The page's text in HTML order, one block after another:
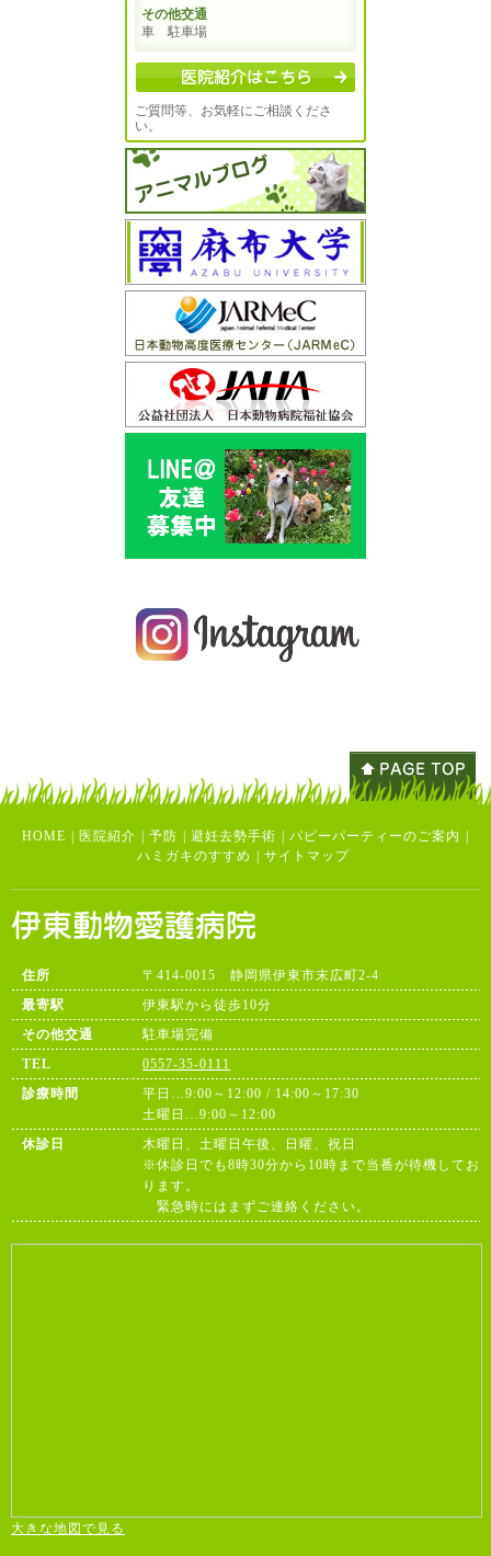
その他交通
車 駐車場
ご質問等、お気軽にご相談くださ
い。
HOME | 医院紹介 | 予防 | 避妊去勢手術 | パピーパーティーのご案内 |
ハミガキのすすめ | サイトマップ
大きな地図で見る
住所
〒414-0015 静岡県伊東市末広町2-4
最寄駅
伊東駅から徒歩10分
その他交通
駐車場完備
TEL
0557-35-0111
診療時間
平日…9:00～12:00 / 14:00～17:30
土曜日…9:00～12:00
休診日
木曜日、土曜日午後、日曜、祝日
※休診日でも8時30分から10時まで当番が待機してお
ります。
緊急時にはまずご連絡ください。